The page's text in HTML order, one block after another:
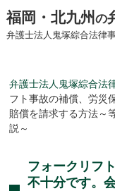
福岡・北九州 の
弁護士法人鬼塚綜合法律
弁護士法人鬼塚綜合法
フト事故の補償、労災
賠償を請求する方法～
説～
フォークリフ
不十分です。